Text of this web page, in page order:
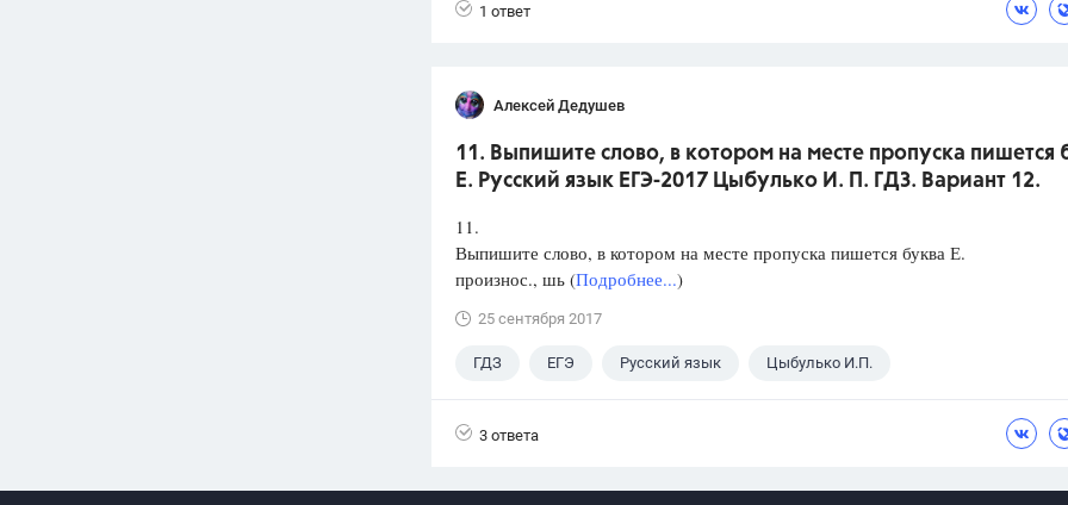
1 ответ
Алексей Дедушев
11. Выпишите слово, в котором на месте пропуска пишется
Е. Русский язык ЕГЭ-2017 Цыбулько И. П. ГДЗ. Вариант 12.
11.
Выпишите слово, в котором на месте пропуска пишется буква Е.
произнос., шь (Подробнее...)
25 сентября 2017
ГДЗ ЕГЭ Русский язык Цыбулько И.П.
3 ответа